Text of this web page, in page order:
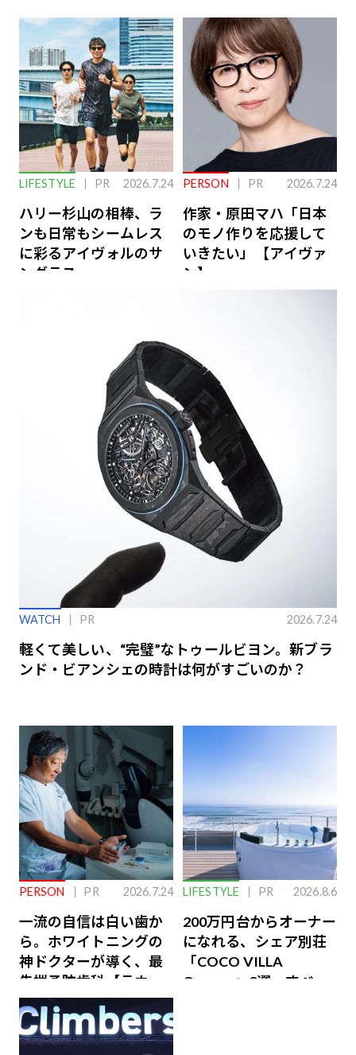
下を救う、脳のインナ
ーケアとは
LIFESTYLE PR 2026.7.24
ハリー杉山の相棒、ラ
ンも日常もシームレス
に彩るアイヴォルのサ
ングラス
PERSON PR 2026.7.24
作家・原田マハ「日本
のモノ作りを応援して
いきたい」【アイヴァ
ン】
WATCH PR 2026.7.24
軽くて美しい、“完璧”なトゥールビヨン。新ブラ
ンド・ビアンシェの時計は何がすごいのか？
PERSON PR 2026.7.24
一流の自信は白い歯か
ら。ホワイトニングの
神ドクターが導く、最
先端予防歯科【ラウン
ジ会員特典あり】
LIFESTYLE PR 2026.8.6
200万円台からオーナー
になれる、シェア別荘
「COCO VILLA
Owners」3選。すべて